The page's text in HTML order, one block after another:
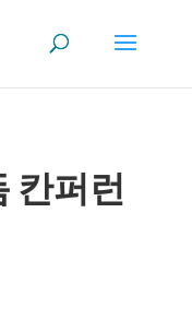
칸퍼런